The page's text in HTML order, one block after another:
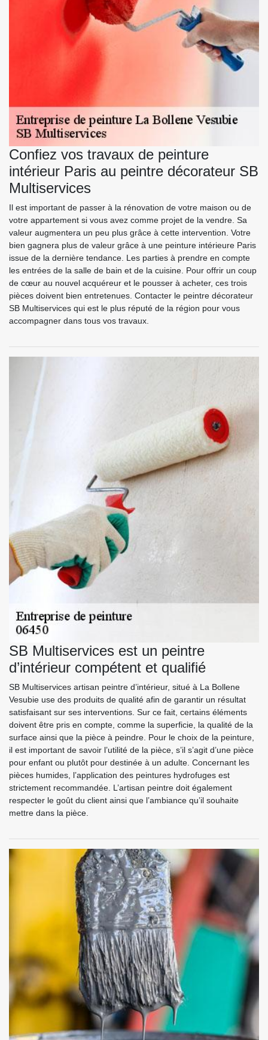
Confiez vos travaux de peinture
intérieur Paris au peintre décorateur SB
Multiservices
Il est important de passer à la rénovation de votre maison ou de
votre appartement si vous avez comme projet de la vendre. Sa
valeur augmentera un peu plus grâce à cette intervention. Votre
bien gagnera plus de valeur grâce à une peinture intérieure Paris
issue de la dernière tendance. Les parties à prendre en compte
les entrées de la salle de bain et de la cuisine. Pour offrir un coup
de cœur au nouvel acquéreur et le pousser à acheter, ces trois
pièces doivent bien entretenues. Contacter le peintre décorateur
SB Multiservices qui est le plus réputé de la région pour vous
accompagner dans tous vos travaux.
SB Multiservices est un peintre
d’intérieur compétent et qualifié
SB Multiservices artisan peintre d’intérieur, situé à La Bollene
Vesubie use des produits de qualité afin de garantir un résultat
satisfaisant sur ses interventions. Sur ce fait, certains éléments
doivent être pris en compte, comme la superficie, la qualité de la
surface ainsi que la pièce à peindre. Pour le choix de la peinture,
il est important de savoir l’utilité de la pièce, s’il s’agit d’une pièce
pour enfant ou plutôt pour destinée à un adulte. Concernant les
pièces humides, l’application des peintures hydrofuges est
strictement recommandée. L’artisan peintre doit également
respecter le goût du client ainsi que l’ambiance qu’il souhaite
mettre dans la pièce.